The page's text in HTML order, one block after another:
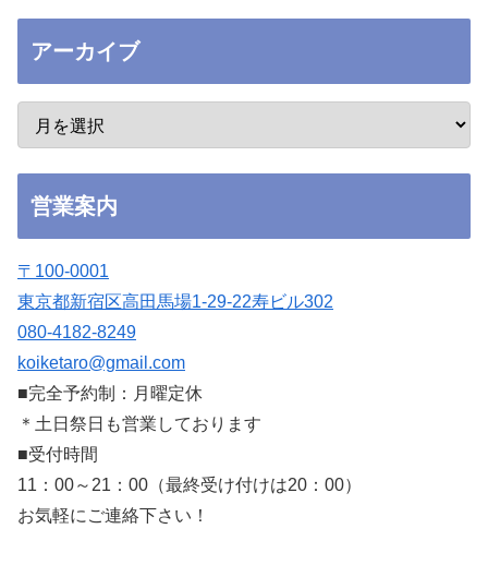
アーカイブ
営業案内
〒100-0001
東京都新宿区高田馬場1-29-22寿ビル302
080-4182-8249
koiketaro@gmail.com
■完全予約制：月曜定休
＊土日祭日も営業しております
■受付時間
11：00～21：00（最終受け付けは20：00）
お気軽にご連絡下さい！